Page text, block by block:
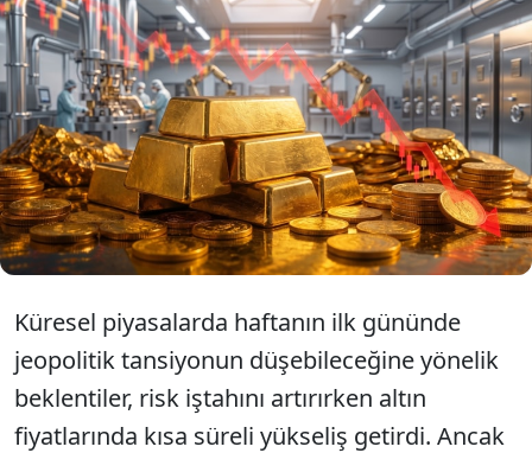
Orta Doğu’da ateşkes ve anlaşma beklentilerinin
güçlenmesiyle yükselen altın fiyatları, bugün
yeniden düşüş eğilimine girdi. Petrol fiyatlarında
toparlanma ve enflasyon kaygılarının sürmesi,
yatırımcıların güvenli liman talebini sınırladı. İşte
altının yükselişine engel olan nedenler...
Küresel piyasalarda haftanın ilk gününde
jeopolitik tansiyonun düşebileceğine yönelik
beklentiler, risk iştahını artırırken altın
fiyatlarında kısa süreli yükseliş getirdi. Ancak